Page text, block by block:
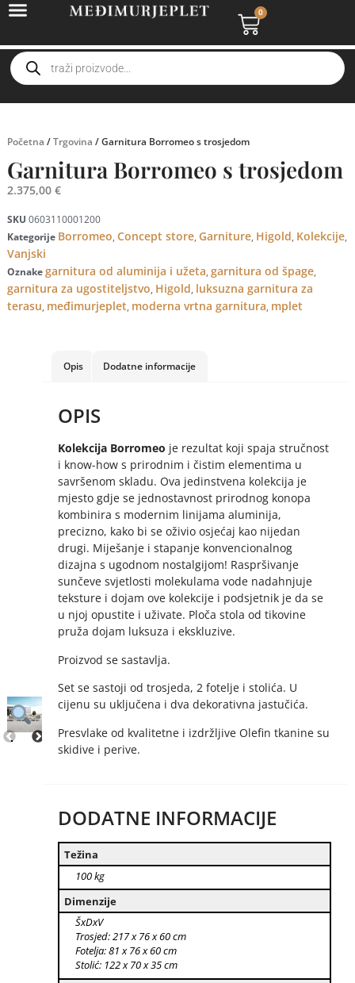
0
Početna /Trgovina / Garnitura Borromeo s trosjedom
Garnitura Borromeo s trosjedom
2.375,00 €
SKU 0603110001200
Kategorije Borromeo, Concept store, Garniture, Higold, Kolekcije,
Vanjski
Oznakegarnitura od aluminija i užeta, garnitura od špage,
garnitura za ugostiteljstvo, Higold, luksuzna garnitura za
terasu, međimurjeplet, moderna vrtna garnitura, mplet
Opis Dodatne informacije
OPIS
Kolekcija Borromeo je rezultat koji spaja stručnost
i know-how s prirodnim i čistim elementima u
savršenom skladu. Ova jedinstvena kolekcija je
mjesto gdje se jednostavnost prirodnog konopa
kombinira s modernim linijama aluminija,
precizno, kako bi se oživio osjećaj kao nijedan
drugi. Miješanje i stapanje konvencionalnog
dizajna s ugodnom nostalgijom! Raspršivanje
sunčeve svjetlosti molekulama vode nadahnjuje
teksture i dojam ove kolekcije i podsjetnik je da se
u njoj opustite i uživate. Ploča stola od tikovine
pruža dojam luksuza i ekskluzive.
Proizvod se sastavlja.
Set se sastoji od trosjeda, 2 fotelje i stolića. U
cijenu su uključena i dva dekorativna jastučića.
Presvlake od kvalitetne i izdržljive Olefin tkanine su
skidive i perive.
DODATNE INFORMACIJE
Težina
100 kg
Dimenzije
ŠxDxV
Trosjed: 217 x 76 x 60 cm
Fotelja: 81 x 76 x 60 cm
Stolić: 122 x 70 x 35 cm